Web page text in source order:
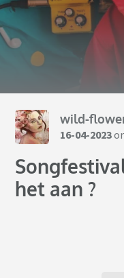
wild-
16-04-2023
het aan ?
Aan de techniek lag